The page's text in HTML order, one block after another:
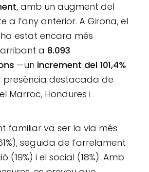
, amb un augment del
a l’any anterior. A Girona, el
estat encara més
a 8.093
—un increment del 101,4%
destacada de
Marroc, Hondures i
familiar va ser la via més
seguida de l’arrelament
(19%) i el social (18%). Amb